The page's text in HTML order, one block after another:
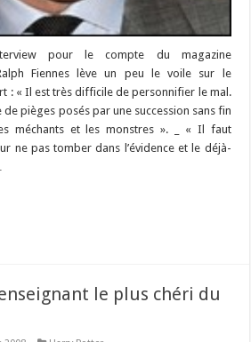
pour le compte du magazine
Fiennes lève un peu le voile sur le
: « Il est très difficile de personnifier le mal.
pièges posés par une succession sans fin
méchants et les monstres ». _ « Il faut
ne pas tomber dans l’évidence et le déjà-
le plus chéri du